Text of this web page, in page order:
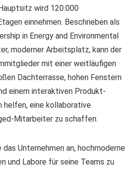
wird 120.000
einnehmen. Beschrieben als
in Energy and Environmental
moderner Arbeitsplatz, kann der
mit einer weitläufigen
Dachterrasse, hohen Fenstern
einem interaktiven Produkt-
helfen, eine kollaborative
Mitarbeiter zu schaffen.
das Unternehmen an, hochmoderne
und Labore für seine Teams zu